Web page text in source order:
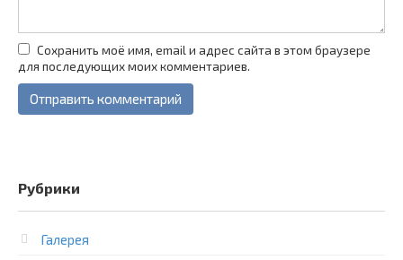
Сохранить моё имя, email и адрес сайта в этом браузере
для последующих моих комментариев.
Рубрики
Галерея